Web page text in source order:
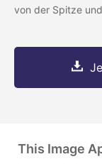
von der Spitze
This Image